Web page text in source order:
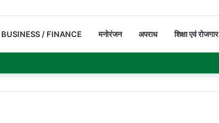
BUSINESS / FINANCE मनोरंजन अपराध शिक्षा एवं रोजगार